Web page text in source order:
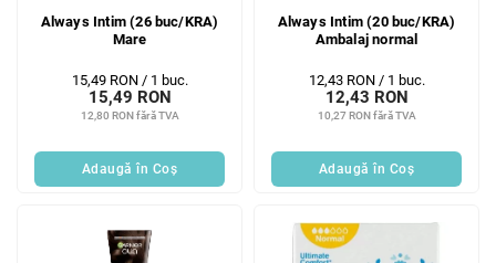
Always Intim (26 buc/KRA)
Mare
12,80 RON fără TVA
15,49 RON
Evaluare
preţ:
15,49 RON / 1 buc.
Adaugă în Coş
Always Intim (20 buc/KRA)
Ambalaj normal
10,27 RON fără TVA
12,43 RON
Evaluare
preţ:
12,43 RON / 1 buc.
Adaugă în Coş